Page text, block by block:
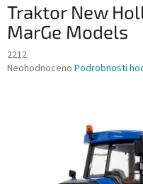
Traktor New
MarGe Models
2212
Průměrné
Neohodnoceno Podrobnosti